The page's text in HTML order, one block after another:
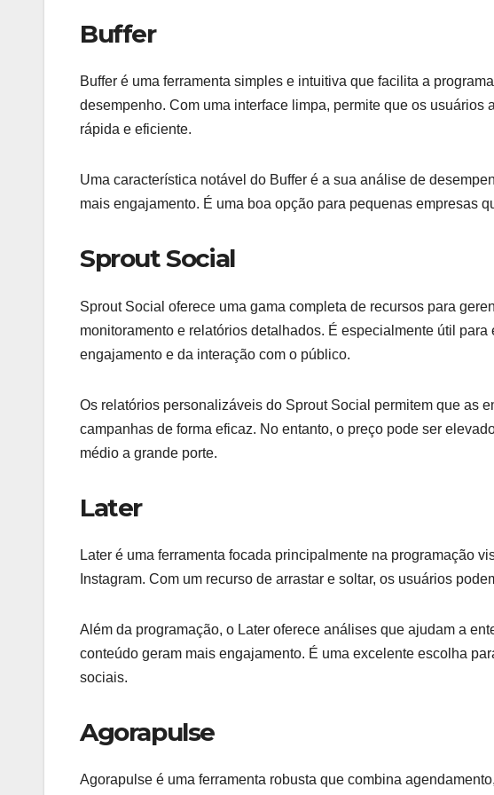
Buffer
Buffer é uma ferramenta simples e intuitiva que facilita a
desempenho. Com uma interface limpa, permite que os
rápida e eficiente.
Uma característica notável do Buffer é a sua análise de
mais engajamento. É uma boa opção para pequenas empresas
Sprout Social
Sprout Social oferece uma gama completa de recursos para
monitoramento e relatórios detalhados. É especialmente útil
engajamento e da interação com o público.
Os relatórios personalizáveis do Sprout Social permitem que as
campanhas de forma eficaz. No entanto, o preço pode ser
médio a grande porte.
Later
Later é uma ferramenta focada principalmente na programação
Instagram. Com um recurso de arrastar e soltar, os usuários
Além da programação, o Later oferece análises que ajudam a
conteúdo geram mais engajamento. É uma excelente escolha
sociais.
Agorapulse
Agorapulse é uma ferramenta robusta que combina